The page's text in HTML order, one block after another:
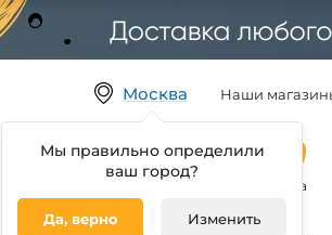
Москва
Мы правильно определили
ваш город?
Да, верно Изменить
Наши
Гипермаркет товаров для дома